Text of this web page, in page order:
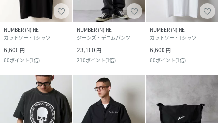
NUMBER (N)INE
カットソー・Tシャツ
6,600 円
60ポイント(1倍)
NUMBER (N)INE
ジーンズ・デニムパンツ
23,100 円
210ポイント(1倍)
NUMBER (N)INE
カットソー・Tシャツ
6,600 円
60ポイント(1倍)